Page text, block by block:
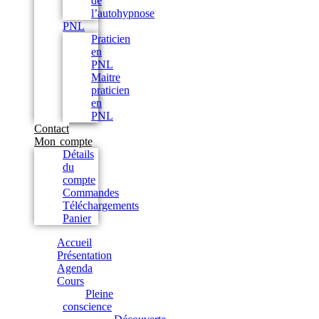
l’autohypnose
PNL
Praticien
en
PNL
Maitre
praticien
en
PNL
Contact
Mon compte
Détails
du
compte
Commandes
Téléchargements
Panier
Accueil
Présentation
Agenda
Cours
Pleine
conscience